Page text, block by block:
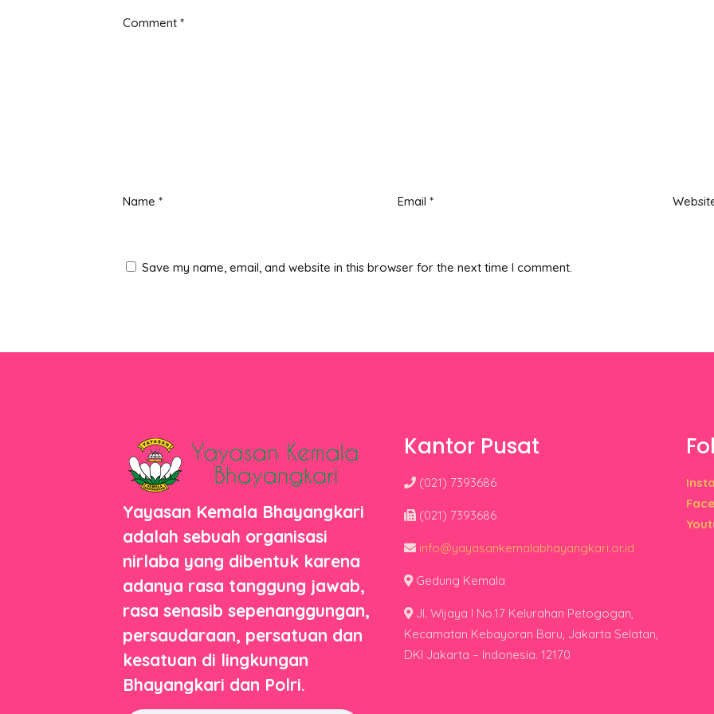
Comment *
Name * Email *
Save my name, email, and website in this browser for the next time I comment.
Yayasan Kemala Bhayangkari
adalah sebuah organisasi
nirlaba yang dibentuk karena
adanya rasa tanggung jawab,
rasa senasib sepenanggungan,
persaudaraan, persatuan dan
kesatuan di lingkungan
Bhayangkari dan Polri.
Kantor Pusat
(021) 7393686
(021) 7393686
info@yayasankemalabhayangkari.or.id
Gedung Kemala
Jl. Wijaya I No.17 Kelurahan Petogogan,
Kecamatan Kebayoran Baru, Jakarta Selatan,
DKI Jakarta – Indonesia. 12170